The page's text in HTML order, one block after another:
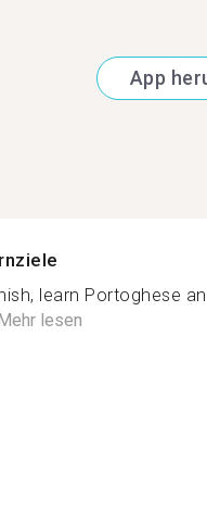
App
learn Portoghese
lesen